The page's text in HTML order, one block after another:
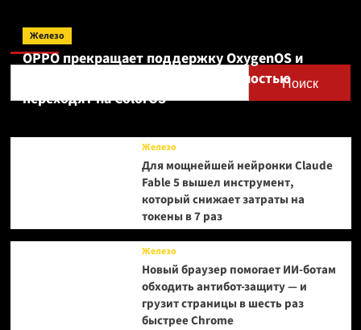
сервер
регионе
Поиск
Поиск
Железо
OPPO прекращает поддержку OxygenOS и
Realme UI — OnePlus и realme полностью
переходят на ColorOS
Железо
Для мощнейшей нейронки Claude
Fable 5 вышел инструмент,
который снижает затраты на
токены в 7 раз
Железо
Новый браузер помогает ИИ-ботам
обходить антибот-защиту — и
грузит страницы в шесть раз
быстрее Chrome